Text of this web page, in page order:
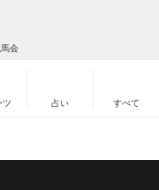
会
ツ 占い すべて